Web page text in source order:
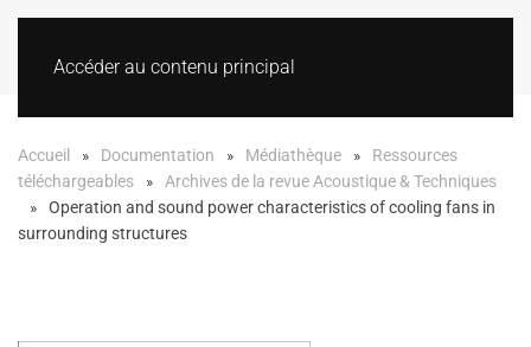
Accéder au contenu principal
Accueil Documentation Médiathèque
Ressources
téléchargeables
Archives de la revue Acoustique & Techniques
Operation and sound power characteristics of cooling fans in
surrounding structures